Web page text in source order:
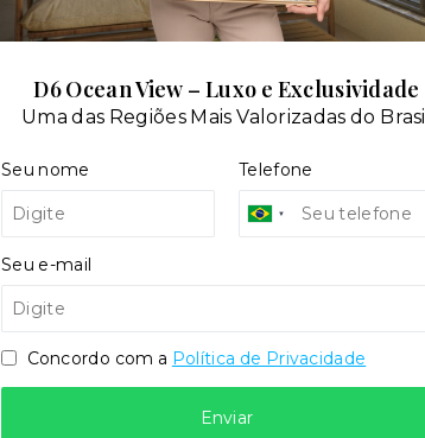
Piscina infantil
D6 Ocean View – Luxo e Exclusividade
Uma das Regiões Mais Valorizadas do Brasil
Seu nome Telefone
Seu e-mail
Concordo com a Política de Privacidade
Enviar